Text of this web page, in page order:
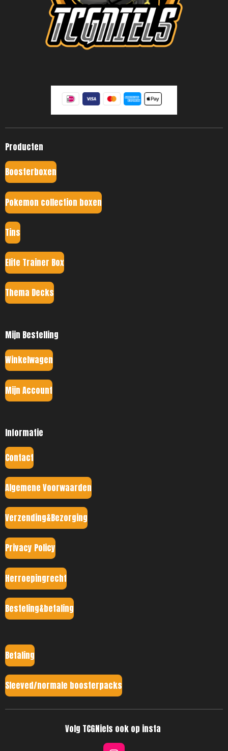
Producten
Boosterboxen
Pokemon collection boxen
Tins
Elite Trainer Box
Thema Decks
Mijn Bestelling
Winkelwagen
Mijn Account
Informatie
Contact
Algemene Voorwaarden
Verzending&Bezorging
Privacy Policy
Herroepingrecht
Besteling&betaling
Betaling
Sleeved/normale boosterpacks
Volg TCGNiels ook op insta